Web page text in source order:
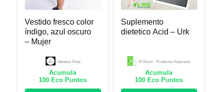
Vestido fresco color
índigo, azul oscuro
– Mujer
Vabadus Shop
Acumula
100 Eco Puntos
Suplemento
dietetico Acid – Urk
El Maná - Productos Naturales
Acumula
100 Eco Puntos